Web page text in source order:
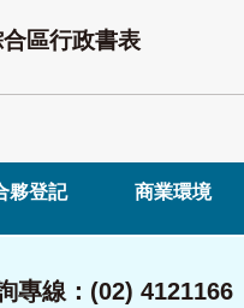
區行政書表
夥登記 商業環境
專線：(02) 4121166